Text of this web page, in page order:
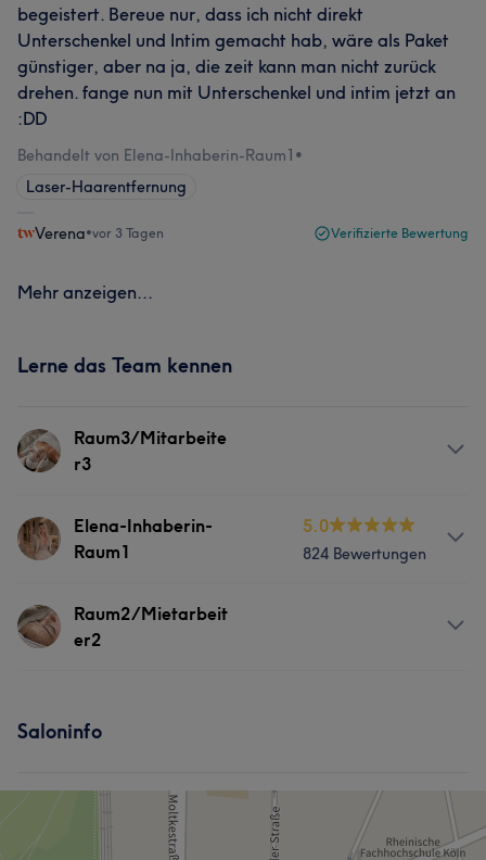
begeistert. Bereue nur, dass ich nicht direkt
Unterschenkel und Intim gemacht hab, wäre als Paket
günstiger, aber na ja, die zeit kann man nicht zurück
drehen. fange nun mit Unterschenkel und intim jetzt an
:DD
Behandelt von Elena-Inhaberin-Raum1 •
Laser-Haarentfernung
Verena•vor 3 Tagen Verifizierte Bewertung
Mehr anzeigen...
Lerne das Team kennen
Raum3/Mitarbeite
r3
Services
Kosmetische Zahnmedizin
Elena-Inhaberin-
Raum1
5.0
824 Bewertungen
Services
sagen
Herzlich 152 Professionell Sympathisch 79
Raum2/Mietarbeit
er2
Saloninfo